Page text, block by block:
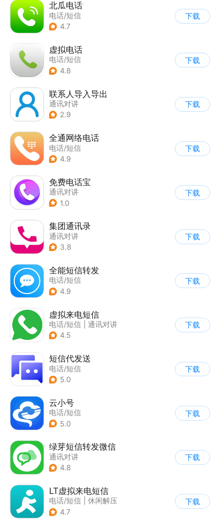
北瓜电话
电话/短信
4.7
下载
虚拟电话
电话/短信
4.8
下载
联系人导入导出
通讯对讲
2.9
下载
全通网络电话
电话/短信
4.9
下载
免费电话宝
通讯对讲
1.0
下载
集团通讯录
通讯对讲
3.8
下载
全能短信转发
电话/短信
4.9
下载
虚拟来电短信
电话/短信
通讯对讲
4.5
下载
短信代发送
电话/短信
5.0
下载
云小号
电话/短信
5.0
下载
绿芽短信转发微信
通讯对讲
4.8
下载
LT虚拟来电短信
电话/短信
休闲解压
4.7
下载